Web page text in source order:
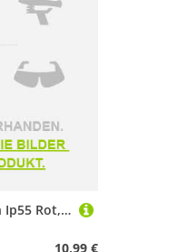
Talamex Main Switch Ip55 Rot,Schwarz
10,99 €